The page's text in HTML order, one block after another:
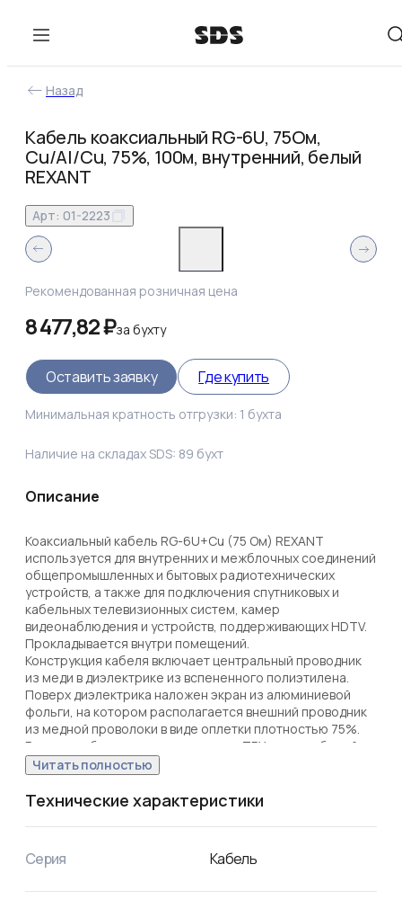
Назад
Кабель коаксиальный RG-6U, 75Ом,
Cu/Al/Cu, 75%, 100м, внутренний, белый
REXANT
Арт: 01-2223
Рекомендованная розничная цена
8 477,82 ₽за бухту
Оставить заявку Где купить
Минимальная кратность отгрузки: 1 бухта
Наличие на складах SDS: 89 бухт
Описание
Коаксиальный кабель RG-6U+Cu (75 Ом) REXANT
используется для внутренних и межблочных соединений
общепромышленных и бытовых радиотехнических
устройств, а также для подключения спутниковых и
кабельных телевизионных систем, камер
видеонаблюдения и устройств, поддерживающих HDTV.
Прокладывается внутри помещений.
Конструкция кабеля включает центральный проводник
из меди в диэлектрике из вспененного полиэтилена.
Поверх диэлектрика наложен экран из алюминиевой
фольги, на котором располагается внешний проводник
из медной проволоки в виде оплетки плотностью 75%.
Внешняя оболочка изготовлена из ПВХ и имеет белый
цвет.
Поставляется в бухте длиной 100 м. Диаметр проволоки
в оплетке: 0,12-0,15 мм.
Читать полностью
Технические характеристики
Серия Кабель